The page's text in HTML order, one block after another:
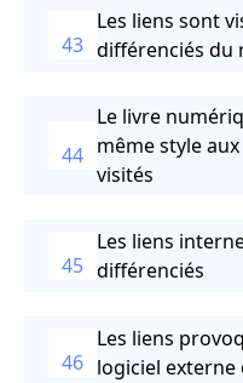
43
Les liens sont
différenciés du
44
Le livre
même style
visités
45
Les liens
différenciés
46
Les liens
logiciel